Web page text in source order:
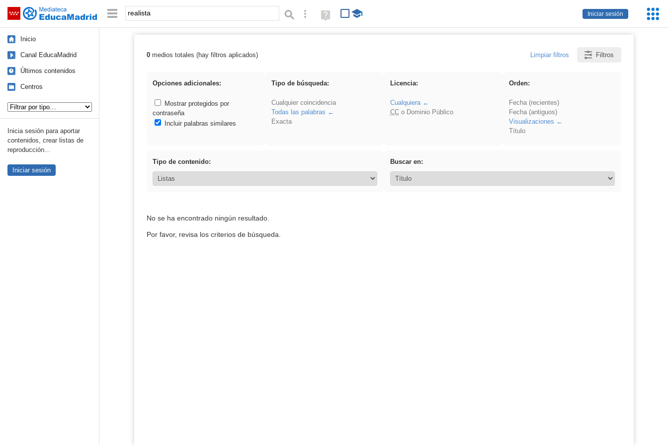
Saltar navegación
Iniciar sesión
Palabra o frase: Búsqueda avanzada
Ayuda
(en
Inicio
Canal EducaMadrid
Últimos contenidos
Centros
Inicia sesión para aportar
contenidos, crear listas de
reproducción...
Iniciar sesión
Resultados de: realista
0medios totales (hay filtros aplicados) Limpiar filtros Filtros
Opciones adicionales:
Mostrar protegidos por
contraseña
Incluir palabras similares
Tipo de búsqueda:
Cualquier coincidencia
Todas las palabras
Exacta
Licencia:
Cualquiera
CCo Dominio Público
Orden:
Fecha (recientes)
Fecha (antiguos)
Visualizaciones
Título
Tipo de contenido: Buscar en:
No se ha encontrado ningún resultado.
Por favor, revisa los criterios de búsqueda.